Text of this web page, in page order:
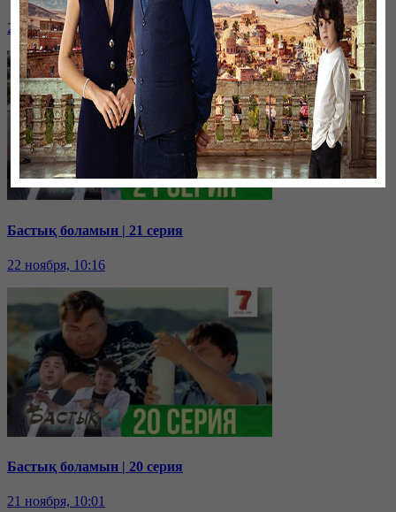
22 ноября, 10:18
Бастық боламын | 21 серия
22 ноября, 10:16
Бастық боламын | 20 серия
21 ноября, 10:01